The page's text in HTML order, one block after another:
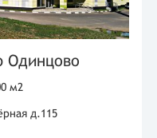
Одинцово
м2
д.115